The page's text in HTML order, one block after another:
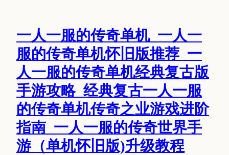
一人一服的传奇单机_一人一
服的传奇单机怀旧版推荐_一
人一服的传奇单机经典复古版
手游攻略_经典复古一人一服
的传奇单机传奇之业游戏进阶
指南_一人一服的传奇世界手
游（单机怀旧版)升级教程